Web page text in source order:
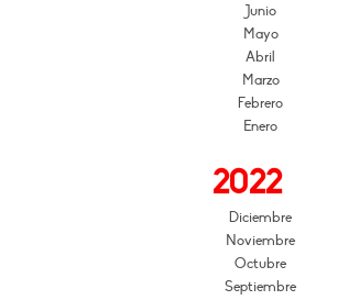
Junio
Mayo
Abril
Marzo
Febrero
Enero
2022
Diciembre
Noviembre
Octubre
Septiembre